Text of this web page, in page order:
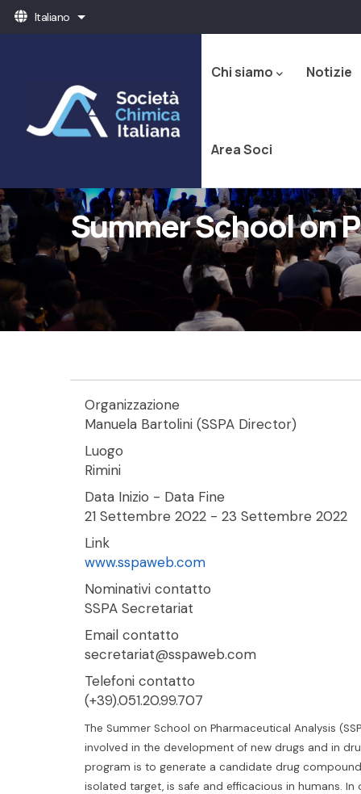
Salta Italiano Mostra ulteriori azioni
principale
Chi siamo Notizie
Area Soci
Summer School on
Organizzazione
Manuela Bartolini (SSPA Director)
Luogo
Rimini
Data Inizio - Data Fine
21 Settembre 2022 - 23 Settembre 2022
Link
www.sspaweb.com
Nominativi contatto
SSPA Secretariat
Email contatto
secretariat@sspaweb.com
Telefoni contatto
(+39).051.20.99.707
The Summer School on Pharmaceutical Analysis
involved in the development of new drugs and in
program is to generate a candidate drug
isolated target, is safe and efficacious in humans.